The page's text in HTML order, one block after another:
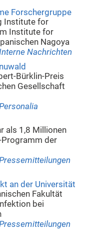
Forschergruppe
Institute for
Institute for
Nagoya
Nachrichten
Bürklin-Preis
Gesellschaft
als 1,8 Millionen
Programm der
an der Universität
Fakultät
bei